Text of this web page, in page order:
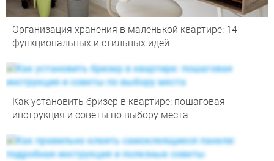
Организация хранения в маленькой квартире: 14
функциональных и стильных идей
Как установить бризер в квартире: пошаговая
инструкция и советы по выбору места